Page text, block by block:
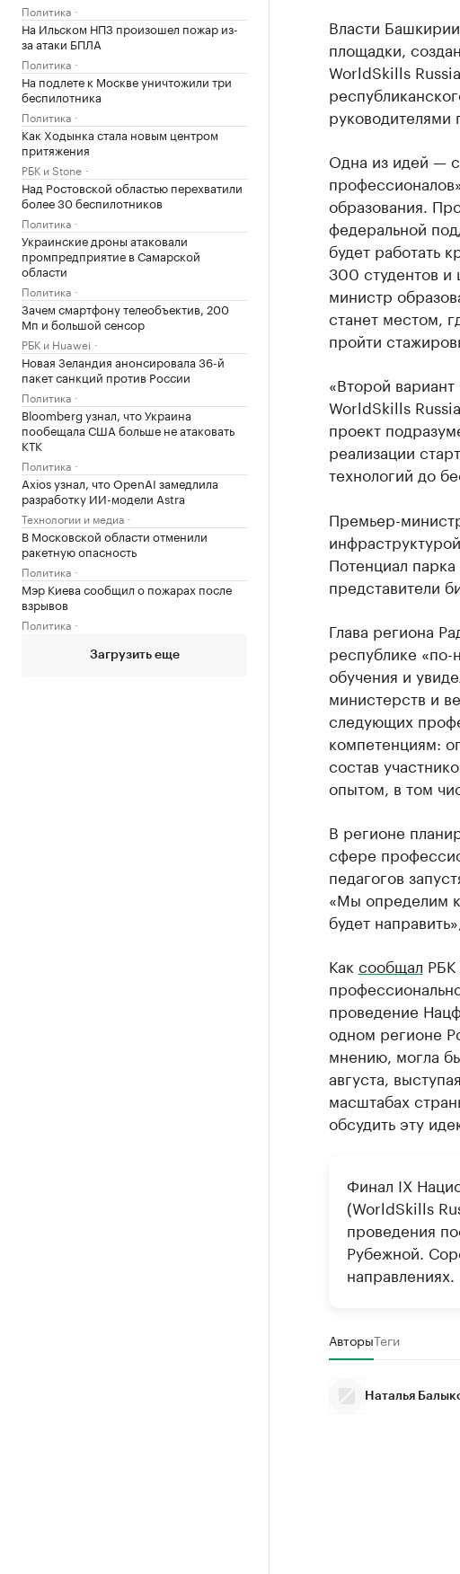
Политика
На Ильском НПЗ произошел пожар из-
за атаки БПЛА
Политика
На подлете к Москве уничтожили три
беспилотника
Политика
Как Ходынка стала новым центром
притяжения
РБК и Stone
Над Ростовской областью перехватили
более 30 беспилотников
Политика
Украинские дроны атаковали
промпредприятие в Самарской
области
Политика
Зачем смартфону телеобъектив, 200
Мп и большой сенсор
РБК и Huawei
Новая Зеландия анонсировала 36-й
пакет санкций против России
Политика
Bloomberg узнал, что Украина
пообещала США больше не атаковать
КТК
Политика
Axios узнал, что OpenAI замедлила
разработку ИИ-модели Astra
Технологии и медиа
В Московской области отменили
ракетную опасность
Политика
Мэр Киева сообщил о пожарах после
взрывов
Политика
Загрузить еще
Власти
площадки,
WorldSkills
руководителями
Одна из идей —
образования.
федеральной
будет работать
300 студентов и
министр
станет местом,
пройти
«Второй
WorldSkills
проект
реализации
технологий до
Премьер-
Потенциал
представители
Глава региона
республике «по-
обучения и
министерств и
следующих
компетенциям:
состав
опытом, в том
В регионе
сфере
педагогов
«Мы определим
будет
Как сообщал РБК
проведение
одном регионе
мнению, могла
августа,
масштабах
обсудить эту
Финал IX
(WorldSkills
проведения
Рубежной.
направлениях.
АвторыТеги
Наталья